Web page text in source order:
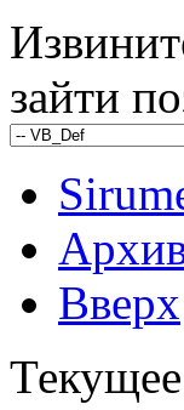
зайти
Вверх